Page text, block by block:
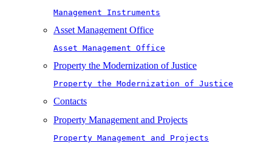
Management Instruments
Asset Management Office
Asset Management Office
Property the Modernization of Justice
Property the Modernization of Justice
Contacts
Property Management and Projects
Property Management and Projects